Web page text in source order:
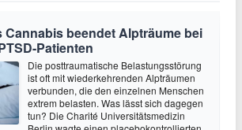
Cannabis beendet Alpträume bei
Patienten
Die posttraumatische Belastungsstörung
ist oft mit wiederkehrenden Alpträumen
verbunden, die den einzelnen Menschen
extrem belasten. Was lässt sich dagegen
tun? Die Charité Universitätsmedizin